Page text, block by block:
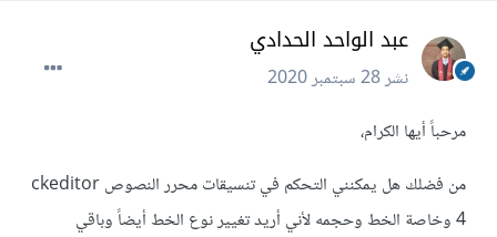
عبد الواحد الحدادي
نشر28 سبتمبر 2020
مرحباً أيها الكرام،
من فضلك هل يمكنني التحكم في تنسيقات محرر النصوص ckeditor
4 وخاصة الخط وحجمه لأني أريد تغيير نوع الخط أيضاً وباقي